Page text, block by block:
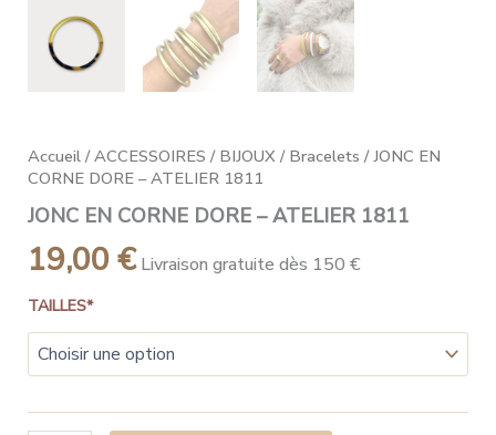
Accueil /ACCESSOIRES / BIJOUX / Bracelets / JONC EN
CORNE DORE – ATELIER 1811
JONC EN CORNE DORE – ATELIER 1811
19,00€ Livraison gratuite dès 150 €
TAILLES*